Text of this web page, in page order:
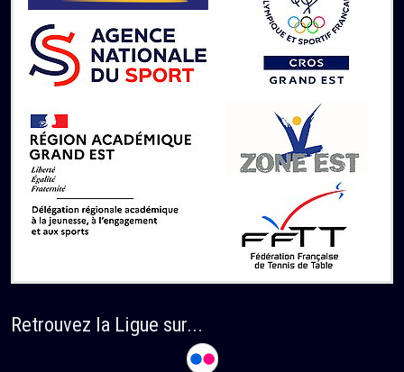
Retrouvez la Ligue sur...